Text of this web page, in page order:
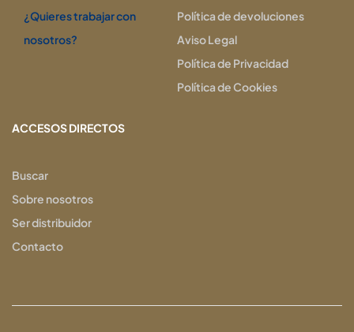
¿Quieres trabajar con
nosotros?
Política de devoluciones
Aviso Legal
Política de Privacidad
Política de Cookies
ACCESOS DIRECTOS
Buscar
Sobre nosotros
Ser distribuidor
Contacto